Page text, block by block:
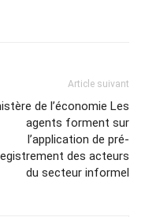
Article suivant
de l’économie Les
agents forment sur
l’application de pré-
des acteurs
du secteur informel